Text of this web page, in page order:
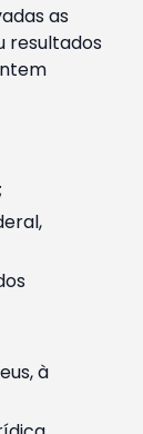
as
resultados
à